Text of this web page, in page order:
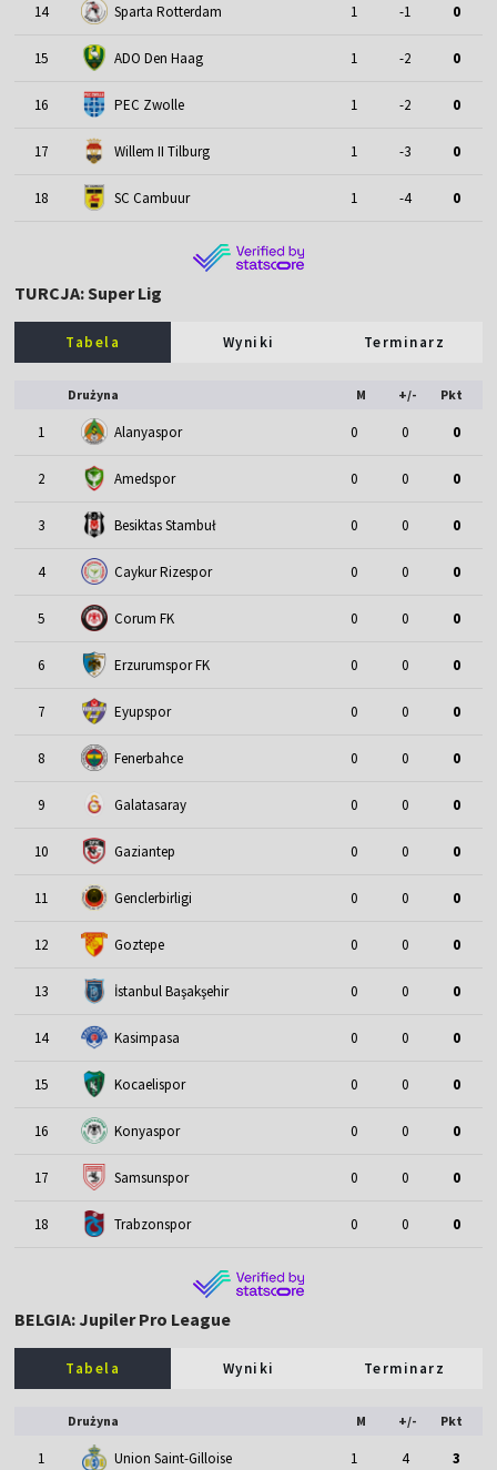
14 Sparta Rotterdam 1 -1 0
15 ADO Den Haag 1 -2 0
16 PEC Zwolle 1 -2 0
17 Willem II Tilburg 1 -3 0
18 SC Cambuur 1 -4 0
TURCJA: Super Lig
Tabela Wyniki Terminarz
Drużyna M +/- Pkt
1 Alanyaspor 0 0 0
2 Amedspor 0 0 0
3 Besiktas Stambuł 0 0 0
4 Caykur Rizespor 0 0 0
5 Corum FK 0 0 0
6 Erzurumspor FK 0 0 0
7 Eyupspor 0 0 0
8 Fenerbahce 0 0 0
9 Galatasaray 0 0 0
10 Gaziantep 0 0 0
11 Genclerbirligi 0 0 0
12 Goztepe 0 0 0
13 İstanbul Başakşehir 0 0 0
14 Kasimpasa 0 0 0
15 Kocaelispor 0 0 0
16 Konyaspor 0 0 0
17 Samsunspor 0 0 0
18 Trabzonspor 0 0 0
BELGIA: Jupiler Pro League
Tabela Wyniki Terminarz
Drużyna M +/- Pkt
1 Union Saint-Gilloise 1 4 3